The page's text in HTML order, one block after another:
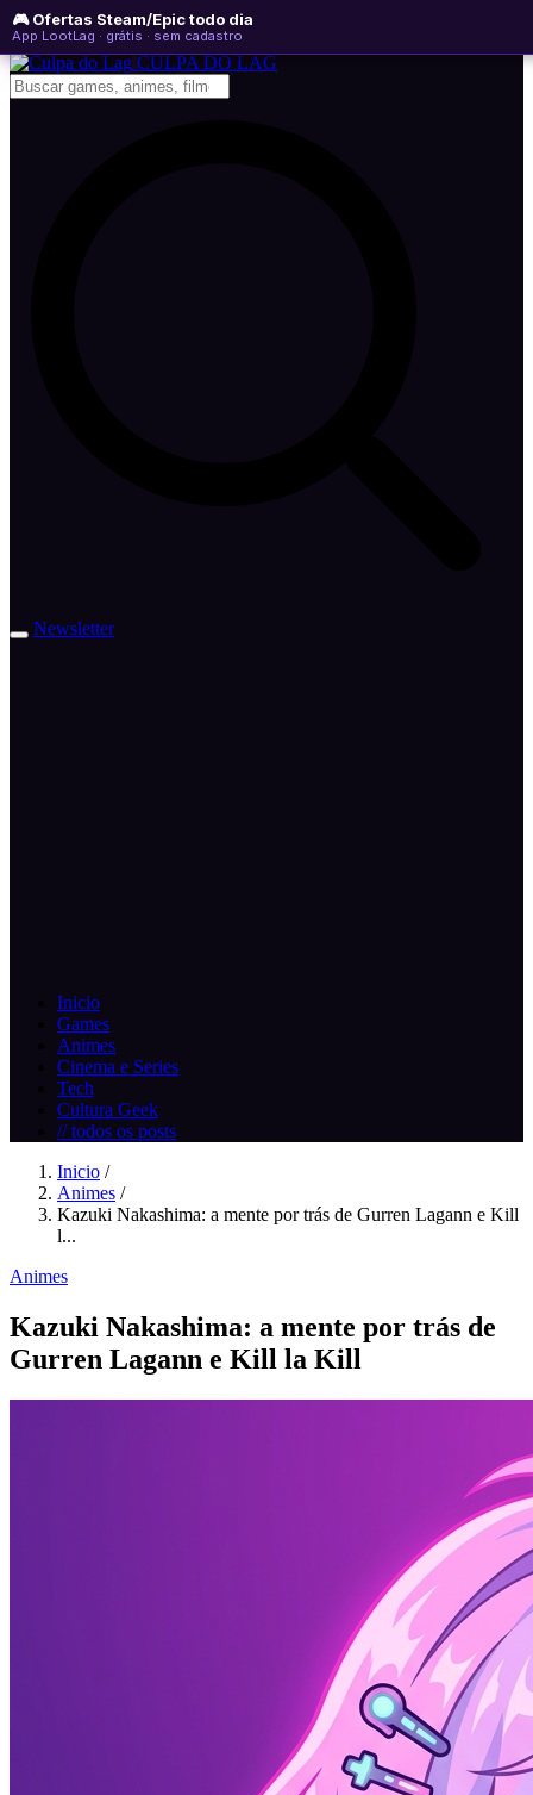
🎮 Ofertas Steam/Epic todo dia
App LootLag · grátis · sem cadastro
domingo, 09 de agosto de 2026 WhatsApp
Newsletter
CULPA DO LAG
Newsletter
Inicio
Games
Animes
Cinema e Series
Tech
Cultura Geek
// todos os posts
Inicio /
Animes /
Kazuki Nakashima: a mente por trás de Gurren Lagann e Kill
l...
Animes
Kazuki Nakashima: a mente por trás de
Gurren Lagann e Kill la Kill